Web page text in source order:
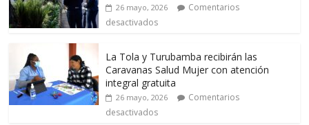
26 mayo, 2026
Comentarios
desactivados
La Tola y Turubamba recibirán las
Caravanas Salud Mujer con atención
integral gratuita
26 mayo, 2026
Comentarios
desactivados